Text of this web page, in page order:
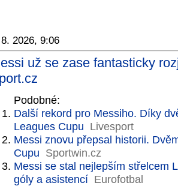
2026, 9:06
už se zase fantasticky
Podobné:
Další rekord pro Messiho. Díky
Leagues Cupu Livesport
Messi znovu přepsal historii.
Cupu Sportwin.cz
Messi se stal nejlepším střelcem
góly a asistencí Eurofotbal